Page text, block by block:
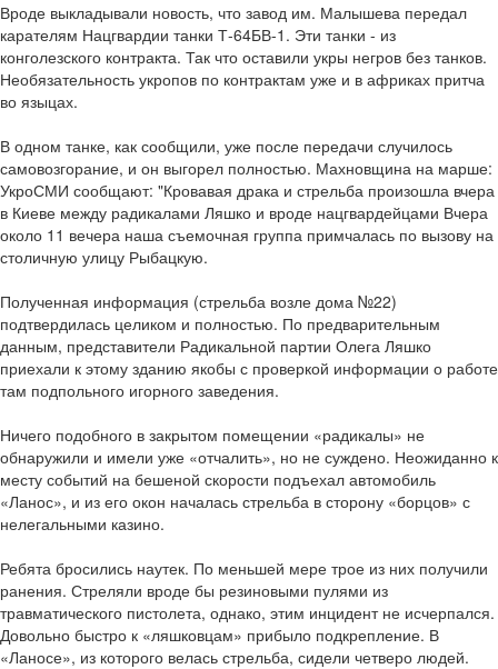
Вроде выкладывали новость, что завод им. Малышева передал
карателям Нацгвардии танки Т-64БВ-1. Эти танки - из
конголезского контракта. Так что оставили укры негров без танков.
Необязательность укропов по контрактам уже и в африках притча
во языцах.
В одном танке, как сообщили, уже после передачи случилось
самовозгорание, и он выгорел полностью. Махновщина на марше:
УкроСМИ сообщают: "Кровавая драка и стрельба произошла вчера
в Киеве между радикалами Ляшко и вроде нацгвардейцами Вчера
около 11 вечера наша съемочная группа примчалась по вызову на
столичную улицу Рыбацкую.
Полученная информация (стрельба возле дома №22)
подтвердилась целиком и полностью. По предварительным
данным, представители Радикальной партии Олега Ляшко
приехали к этому зданию якобы с проверкой информации о работе
там подпольного игорного заведения.
Ничего подобного в закрытом помещении «радикалы» не
обнаружили и имели уже «отчалить», но не суждено. Неожиданно к
месту событий на бешеной скорости подъехал автомобиль
«Ланос», и из его окон началась стрельба в сторону «борцов» с
нелегальными казино.
Ребята бросились наутек. По меньшей мере трое из них получили
ранения. Стреляли вроде бы резиновыми пулями из
травматического пистолета, однако, этим инцидент не исчерпался.
Довольно быстро к «ляшковцам» прибыло подкрепление. В
«Ланосе», из которого велась стрельба, сидели четверо людей.